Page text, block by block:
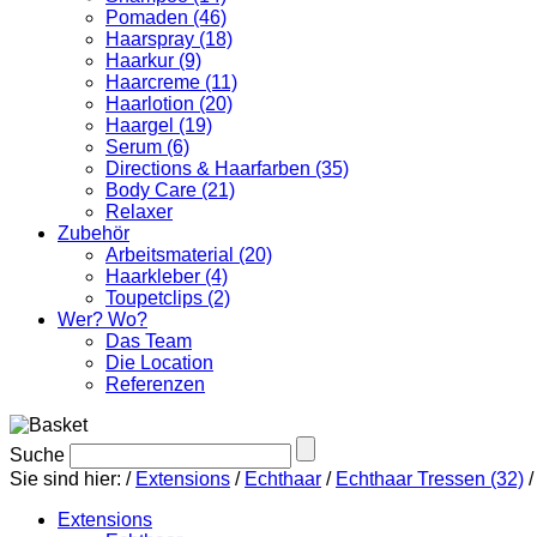
Pomaden (46)
Haarspray (18)
Haarkur (9)
Haarcreme (11)
Haarlotion (20)
Haargel (19)
Serum (6)
Directions & Haarfarben (35)
Body Care (21)
Relaxer
Zubehör
Arbeitsmaterial (20)
Haarkleber (4)
Toupetclips (2)
Wer? Wo?
Das Team
Die Location
Referenzen
Suche
Sie sind hier: / Extensions / Echthaar / Echthaar Tressen (32) /
Extensions